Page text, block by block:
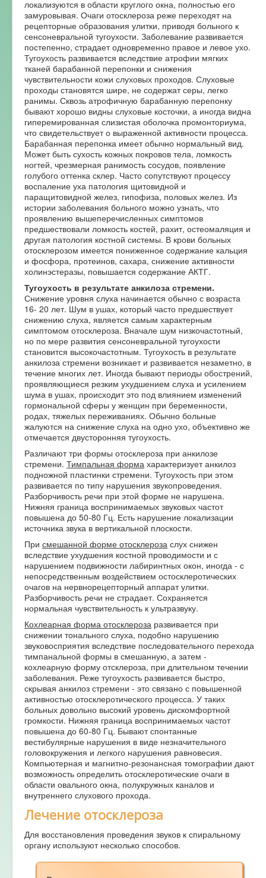
локализуются в области круглого окна, полностью его
замуровывая. Очаги отосклероза реже переходят на
рецепторные образования улитки, приводя больного к
сенсоневральной тугоухости. Заболевание развивается
постепенно, страдает одновременно правое и левое ухо.
Тугоухость развивается вследствие атрофии мягких
тканей барабанной перепонки и снижения
чувствительности кожи слуховых проходов. Слуховые
проходы становятся шире, не содержат серы, легко
ранимы. Сквозь атрофичную барабанную перепонку
бывают хорошо видны слуховые косточки, а иногда видна
гиперемированная слизистая оболочка промонториума,
что свидетельствует о выраженной активности процесса.
Барабанная перепонка имеет обычно нормальный вид.
Может быть сухость кожных покровов тела, ломкость
ногтей, чрезмерная ранимость сосудов, появление
голубого оттенка склер. Часто сопутствуют процессу
воспаление уха патология щитовидной и
паращитовидной желез, гипофиза, половых желез. Из
истории заболевания больного можно узнать, что
проявлению вышеперечисленных симптомов
предшествовали ломкость костей, рахит, остеомаляция и
другая патология костной системы. В крови больных
отосклерозом имеется пониженное содержание кальция
и фосфора, протеинов, сахара, снижение активности
холинэстеразы, повышается содержание АКТГ.
Тугоухость в результате анкилоза стремени.
Снижение уровня слуха начинается обычно с возраста
16- 20 лет. Шум в ушах, который часто предшествует
снижению слуха, является самым характерным
симптомом отосклероза. Вначале шум низкочастотный,
но по мере развития сенсоневральной тугоухости
становится высокочастотным. Тугоухость в результате
анкилоза стремени возникает и развивается незаметно, в
течение многих лет. Иногда бывают периоды обострений,
проявляющиеся резким ухудшением слуха и усилением
шума в ушах, происходит это под влиянием изменений
гормональной сферы у женщин при беременности,
родах, тяжелых переживаниях. Обычно больные
жалуются на снижение слуха на одно ухо, объективно же
отмечается двусторонняя тугоухость.
Различают три формы отосклероза при анкилозе
стремени. Тимпальная форма характеризует анкилоз
подножной пластинки стремени. Тугоухость при этом
развивается по типу нарушения звукопроведения.
Разборчивость речи при этой форме не нарушена.
Нижняя граница воспринимаемых звуковых частот
повышена до 50-80 Гц. Есть нарушение локализации
источника звука в вертикальной плоскости.
При смешанной форме отосклероза слух снижен
вследствие ухудшения костной проводимости и с
нарушением подвижности лабиринтных окон, иногда - с
непосредственным воздействием остосклеротических
очагов на нервнорецепторный аппарат улитки.
Разборчивость речи не страдает. Сохраняется
нормальная чувствительность к ультразвуку.
Кохлеарная форма отосклероза развивается при
снижении тонального слуха, подобно нарушению
звуковосприятия вследствие последовательного перехода
тимпанальной формы в смешанную, а затем -
кохлеарную форму отсклероза, при длительном течении
заболевания. Реже тугоухость развивается быстро,
скрывая анкилоз стремени - это связано с повышенной
активностью отосклеротического процесса. У таких
больных довольно высокий уровень дискомфортной
громкости. Нижняя граница воспринимаемых частот
повышена до 60-80 Гц. Бывают спонтанные
вестибулярные нарушения в виде незначительного
головокружения и легкого нарушения равновесия.
Компьютерная и магнитно-резонансная томографии дают
возможность определить отосклеротические очаги в
области овального окна, полукружных каналов и
внутреннего слухового прохода.
Лечение отосклероза
Для восстановления проведения звуков к спиральному
органу используют несколько способов.